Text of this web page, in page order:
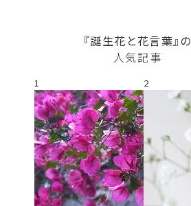
『誕生花と花言葉』の
人気記事
1 2